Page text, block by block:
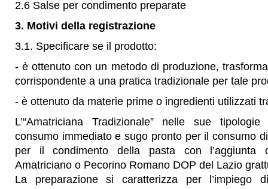
2.6 Salse per condimento preparate
3. Motivi della registrazione
3.1. Specificare se il prodotto:
- è ottenuto con un metodo di produzione,
corrispondente a una pratica tradizionale per tale
- è ottenuto da materie prime o ingredienti utilizzati
L’“Amatriciana Tradizionale” nelle sue
consumo immediato e sugo pronto per il consumo
per il condimento della pasta con l’aggiunta
Amatriciano o Pecorino Romano DOP del Lazio
La preparazione si caratterizza per l’impiego